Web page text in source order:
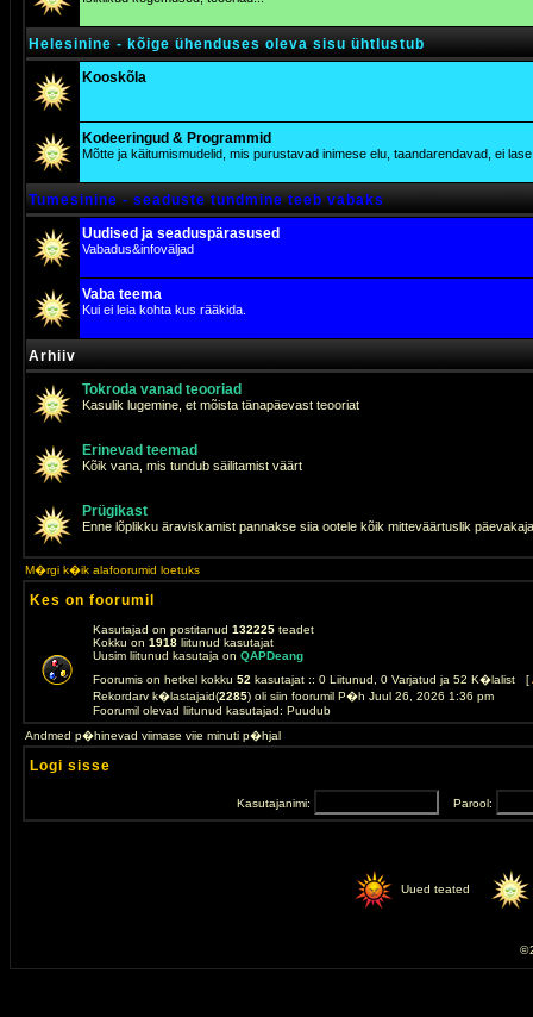
Helesinine - kõige ühenduses oleva sisu ühtlustub
Kooskõla
Kodeeringud & Programmid
Mõtte ja käitumismudelid, mis purustavad inimese elu, taandarendavad, ei
Tumesinine - seaduste tundmine teeb vabaks
Uudised ja seaduspärasused
Vabadus&infoväljad
Vaba teema
Kui ei leia kohta kus rääkida.
Arhiiv
Tokroda vanad teooriad
Kasulik lugemine, et mõista tänapäevast teooriat
Erinevad teemad
Kõik vana, mis tundub säilitamist väärt
Prügikast
Enne lõplikku äraviskamist pannakse siia ootele kõik mitteväärtuslik
M�rgi k�ik alafoorumid loetuks
Kes on foorumil
Kasutajad on postitanud 132225 teadet
Kokku on 1918 liitunud kasutajat
Uusim liitunud kasutaja on QAPDeang
Foorumis on hetkel kokku 52 kasutajat :: 0 Liitunud, 0 Varjatud ja 52 K�lalist [
Rekordarv k�lastajaid(2285) oli siin foorumil P�h Juul 26, 2026 1:36 pm
Foorumil olevad liitunud kasutajad: Puudub
Andmed p�hinevad viimase viie minuti p�hjal
Logi sisse
Kasutajanimi: Parool:
Uued teated
©